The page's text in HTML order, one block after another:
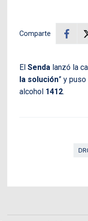
Comparte
El Senda lanzó la
la solución” y
alcohol 1412.